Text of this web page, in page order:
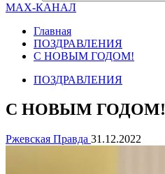
MAX-КАНАЛ
Главная
ПОЗДРАВЛЕНИЯ
С НОВЫМ ГОДОМ!
ПОЗДРАВЛЕНИЯ
С НОВЫМ ГОДОМ!
Ржевская Правда 31.12.2022